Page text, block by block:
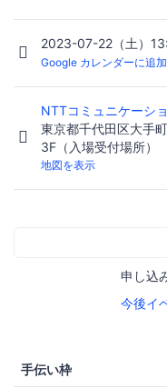
2023-07-22（土）
Google カレンダーに追加
NTTコミュニケーシ
東京都千代田区大手
3F（入場受付場所）
地図を表示
申し込
今後イ
手伝い枠